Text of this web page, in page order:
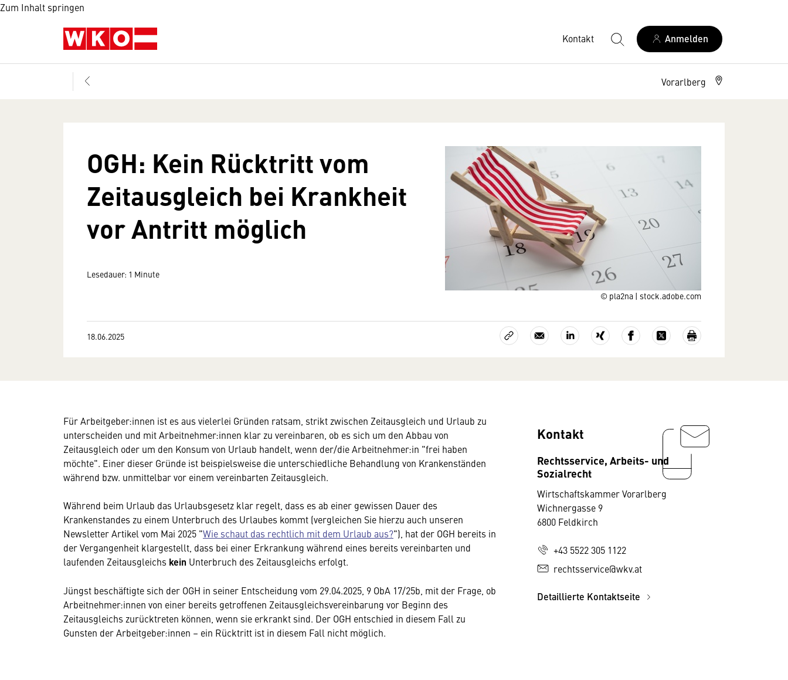
Zum Inhalt springen
Kontakt Anmelden
Vorarlberg
© pla2na | stock.adobe.com
OGH: Kein Rücktritt vom
Zeitausgleich bei Krankheit
vor Antritt möglich
Lesedauer: 1 Minute
18.06.2025
Für Arbeitgeber:innen ist es aus vielerlei Gründen ratsam, strikt zwischen Zeitausgleich und Urlaub zu
unterscheiden und mit Arbeitnehmer:innen klar zu vereinbaren, ob es sich um den Abbau von
Zeitausgleich oder um den Konsum von Urlaub handelt, wenn der/die Arbeitnehmer:in "frei haben
möchte". Einer dieser Gründe ist beispielsweise die unterschiedliche Behandlung von Krankenständen
während bzw. unmittelbar vor einem vereinbarten Zeitausgleich.
Während beim Urlaub das Urlaubsgesetz klar regelt, dass es ab einer gewissen Dauer des
Krankenstandes zu einem Unterbruch des Urlaubes kommt (vergleichen Sie hierzu auch unseren
Newsletter Artikel vom Mai 2025 "Wie schaut das rechtlich mit dem Urlaub aus?"), hat der OGH bereits in
der Vergangenheit klargestellt, dass bei einer Erkrankung während eines bereits vereinbarten und
laufenden Zeitausgleichs kein Unterbruch des Zeitausgleichs erfolgt.
Jüngst beschäftigte sich der OGH in seiner Entscheidung vom 29.04.2025, 9 ObA 17/25b, mit der Frage, ob
Arbeitnehmer:innen von einer bereits getroffenen Zeitausgleichsvereinbarung vor Beginn des
Zeitausgleichs zurücktreten können, wenn sie erkrankt sind. Der OGH entschied in diesem Fall zu
Gunsten der Arbeitgeber:innen – ein Rücktritt ist in diesem Fall nicht möglich.
Kontakt
Rechtsservice, Arbeits- und
Sozialrecht
Wirtschaftskammer Vorarlberg
Wichnergasse 9
6800 Feldkirch
+43 5522 305 1122
rechtsservice@wkv.at
Detaillierte Kontaktseite